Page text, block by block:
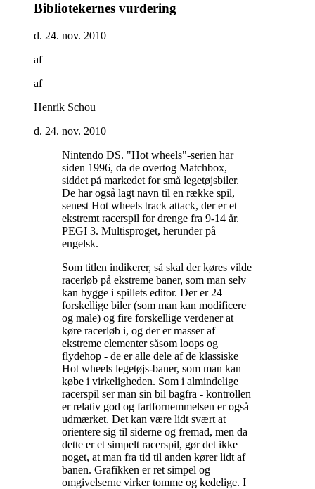
Bibliotekernes vurdering
d. 24. nov. 2010
af
af
Henrik Schou
d. 24. nov. 2010
Nintendo DS. "Hot wheels"-serien har
siden 1996, da de overtog Matchbox,
siddet på markedet for små legetøjsbiler.
De har også lagt navn til en række spil,
senest Hot wheels track attack, der er et
ekstremt racerspil for drenge fra 9-14 år.
PEGI 3. Multisproget, herunder på
engelsk.
Som titlen indikerer, så skal der køres vilde
racerløb på ekstreme baner, som man selv
kan bygge i spillets editor. Der er 24
forskellige biler (som man kan modificere
og male) og fire forskellige verdener at
køre racerløb i, og der er masser af
ekstreme elementer såsom loops og
flydehop - de er alle dele af de klassiske
Hot wheels legetøjs-baner, som man kan
købe i virkeligheden. Som i almindelige
racerspil ser man sin bil bagfra - kontrollen
er relativ god og fartfornemmelsen er også
udmærket. Det kan være lidt svært at
orientere sig til siderne og fremad, men da
dette er et simpelt racerspil, gør det ikke
noget, at man fra tid til anden kører lidt af
banen. Grafikken er ret simpel og
omgivelserne virker tomme og kedelige. I